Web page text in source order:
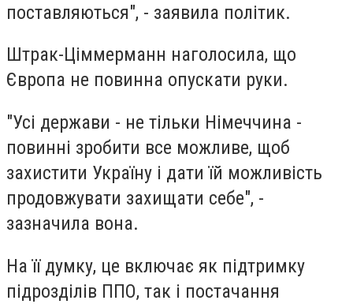
поставляються", - заявила політик.
Штрак-Ціммерманн наголосила, що
Європа не повинна опускати руки.
"Усі держави - не тільки Німеччина -
повинні зробити все можливе, щоб
захистити Україну і дати їй можливість
продовжувати захищати себе", -
зазначила вона.
На її думку, це включає як підтримку
підрозділів ППО, так і постачання